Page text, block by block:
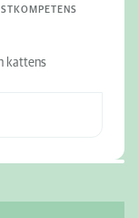
kattens